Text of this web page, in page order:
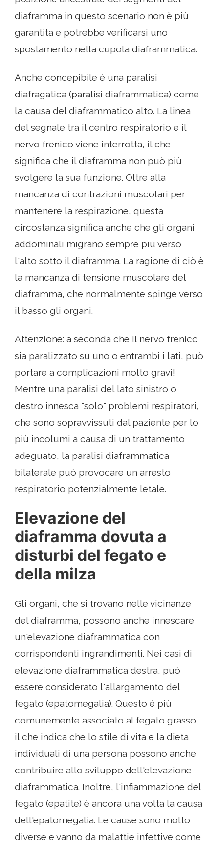
diaframma in questo scenario non è più
garantita e potrebbe verificarsi uno
spostamento nella cupola diaframmatica.
Anche concepibile è una paralisi
diafragatica (paralisi diaframmatica) come
la causa del diaframmatico alto. La linea
del segnale tra il centro respiratorio e il
nervo frenico viene interrotta, il che
significa che il diaframma non può più
svolgere la sua funzione. Oltre alla
mancanza di contrazioni muscolari per
mantenere la respirazione, questa
circostanza significa anche che gli organi
addominali migrano sempre più verso
l'alto sotto il diaframma. La ragione di ciò è
la mancanza di tensione muscolare del
diaframma, che normalmente spinge verso
il basso gli organi.
Attenzione: a seconda che il nervo frenico
sia paralizzato su uno o entrambi i lati, può
portare a complicazioni molto gravi!
Mentre una paralisi del lato sinistro o
destro innesca "solo" problemi respiratori,
che sono sopravvissuti dal paziente per lo
più incolumi a causa di un trattamento
adeguato, la paralisi diaframmatica
bilaterale può provocare un arresto
respiratorio potenzialmente letale.
Elevazione del
diaframma dovuta a
disturbi del fegato e
della milza
Gli organi, che si trovano nelle vicinanze
del diaframma, possono anche innescare
un'elevazione diaframmatica con
corrispondenti ingrandimenti. Nei casi di
elevazione diaframmatica destra, può
essere considerato l'allargamento del
fegato (epatomegalia). Questo è più
comunemente associato al fegato grasso,
il che indica che lo stile di vita e la dieta
individuali di una persona possono anche
contribuire allo sviluppo dell'elevazione
diaframmatica. Inoltre, l'infiammazione del
fegato (epatite) è ancora una volta la causa
dell'epatomegalia. Le cause sono molto
diverse e vanno da malattie infettive come